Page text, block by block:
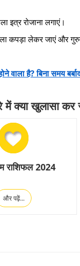
इत्र रोजाना लगाएं।
कपड़ा लेकर जाएं और
है? बिना समय
में क्या खुलासा
राशिफल 2024
और पढ़ें...